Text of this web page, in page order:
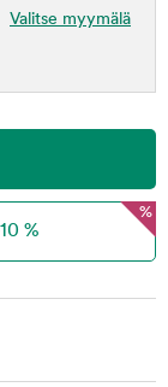
Valitse myymälä
%